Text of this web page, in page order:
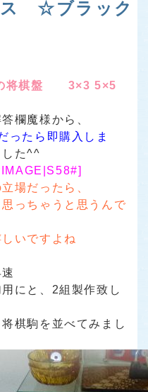
ス ☆ブラック
の将棋盤 3×3 5×5
欄魔様から、
ったら即購入しま
した^^
場だったら、
っちゃうと思うんで
いですよね
にと、2組製作致し
棋駒を並べてみまし